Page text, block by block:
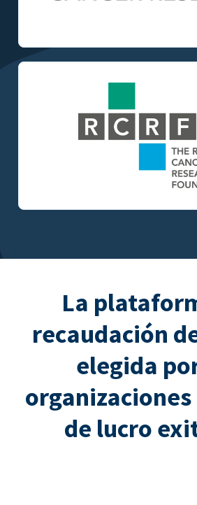
La
recaudación
elegida
de lucro